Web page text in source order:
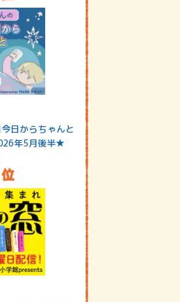
日からちゃんと
年5月後半★